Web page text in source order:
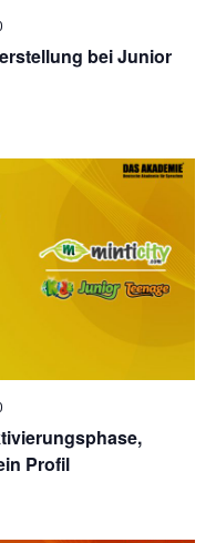
bei Junior
Profil